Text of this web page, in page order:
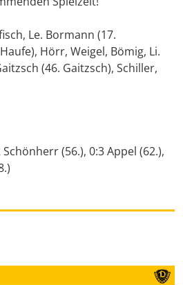
Le. Bormann (17.
Hörr, Weigel, Bömig, Li.
(46. Gaitzsch), Schiller,
(56.), 0:3 Appel (62.),